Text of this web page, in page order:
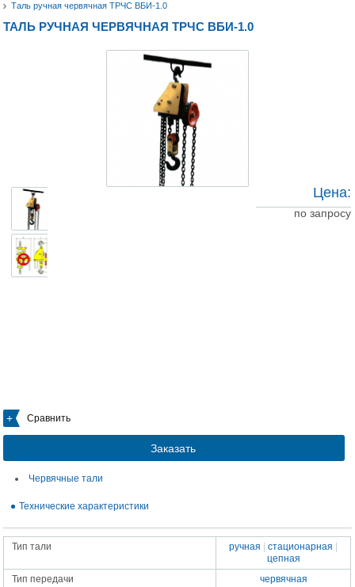
Таль ручная червячная ТРЧС ВБИ-1.0
ТАЛЬ РУЧНАЯ ЧЕРВЯЧНАЯ ТРЧС ВБИ-1.0
Сравнить
Заказать
Цена:
по запросу
Червячные тали
Технические характеристики
Тип тали ручная |стационарная
цепная
Тип передачи
червячная